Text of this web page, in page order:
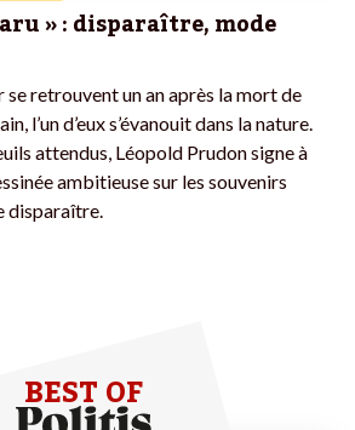
» : disparaître, mode
retrouvent un an après la mort de
l’un d’eux s’évanouit dans la nature.
attendus, Léopold Prudon signe à
ambitieuse sur les souvenirs
disparaître.
BEST OF